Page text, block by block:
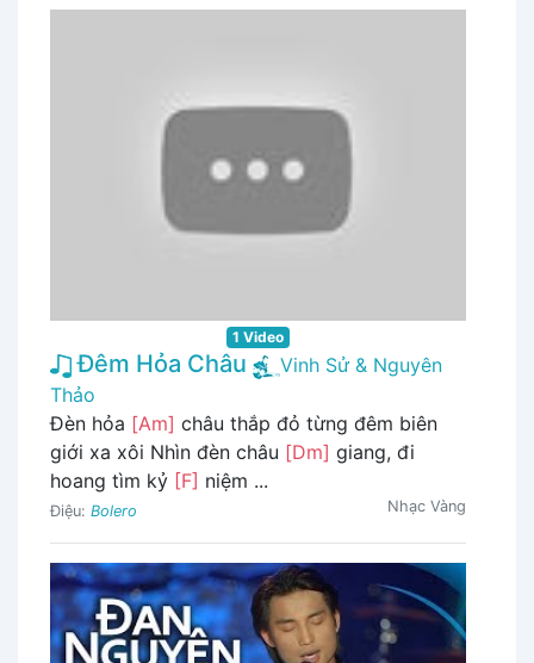
1 Video
Đêm Hỏa Châu
Vinh Sử & Nguyên
Thảo
Đèn hỏa [Am] châu thắp đỏ từng đêm biên
giới xa xôi Nhìn đèn châu [Dm] giang, đi
hoang tìm kỷ [F] niệm ...
Điệu: Bolero Nhạc Vàng